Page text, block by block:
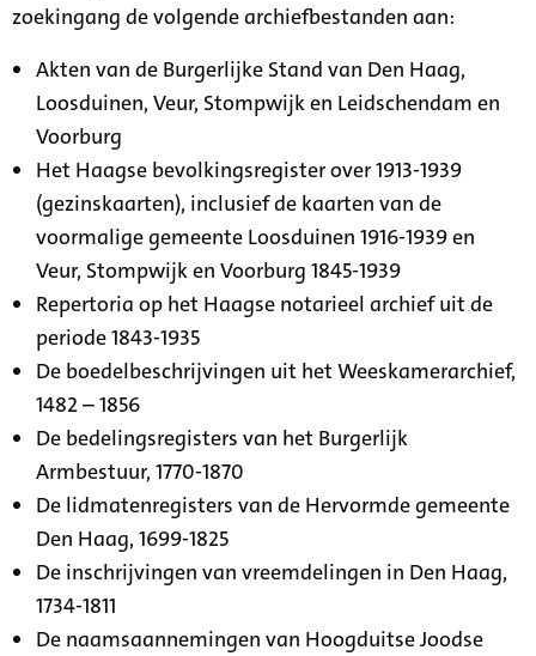
zoekingang de volgende archiefbestanden aan:
Akten van de Burgerlijke Stand van Den Haag,
Loosduinen, Veur, Stompwijk en Leidschendam en
Voorburg
Het Haagse bevolkingsregister over 1913-1939
(gezinskaarten), inclusief de kaarten van de
voormalige gemeente Loosduinen 1916-1939 en
Veur, Stompwijk en Voorburg 1845-1939
Repertoria op het Haagse notarieel archief uit de
periode 1843-1935
De boedelbeschrijvingen uit het Weeskamerarchief,
1482 – 1856
De bedelingsregisters van het Burgerlijk
Armbestuur, 1770-1870
De lidmatenregisters van de Hervormde gemeente
Den Haag, 1699-1825
De inschrijvingen van vreemdelingen in Den Haag,
1734-1811
De naamsaannemingen van Hoogduitse Joodse